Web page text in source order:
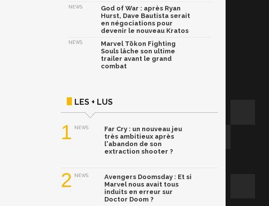
NEWS
God of War : après Ryan
Hurst, Dave Bautista serait
en négociations pour
devenir le nouveau Kratos
NEWS
Marvel Tōkon Fighting
Souls lâche son ultime
trailer avant le grand
combat
LES + LUS
1 NEWS
Far Cry : un nouveau jeu
très ambitieux après
l'abandon de son
extraction shooter ?
2 NEWS
Avengers Doomsday : Et si
Marvel nous avait tous
induits en erreur sur
Doctor Doom ?